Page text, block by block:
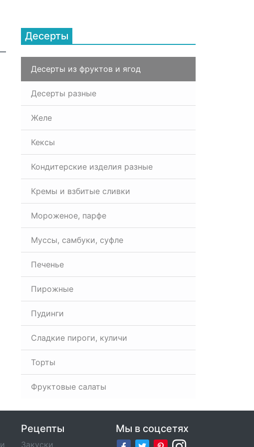
Десерты
Десерты из фруктов и ягод
Десерты разные
Желе
Кексы
Кондитерские изделия разные
Кремы и взбитые сливки
Мороженое, парфе
Муссы, самбуки, суфле
Печенье
Пирожные
Пудинги
Сладкие пироги, куличи
Торты
Фруктовые салаты
Рецепты
Закуски
Мы в соцсетях